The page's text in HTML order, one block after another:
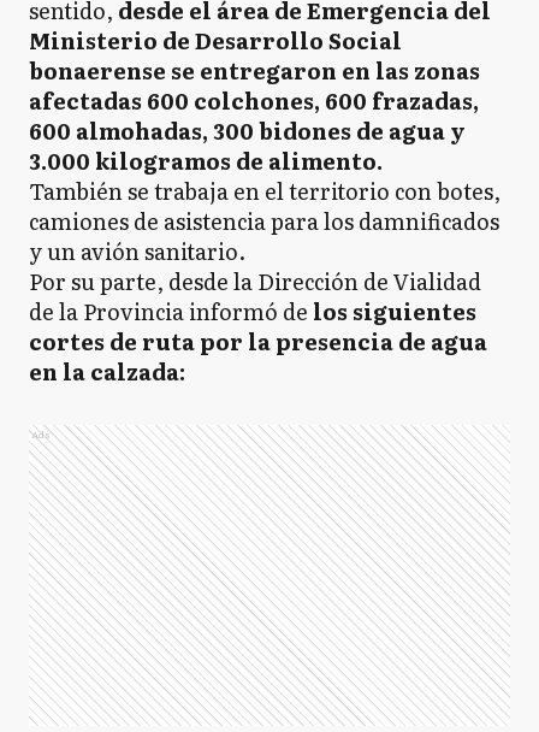
sentido, desde el área de Emergencia del
Ministerio de Desarrollo Social
bonaerense se entregaron en las zonas
afectadas 600 colchones, 600 frazadas,
600 almohadas, 300 bidones de agua y
3.000 kilogramos de alimento.
También se trabaja en el territorio con botes,
camiones de asistencia para los damnificados
y un avión sanitario.
Por su parte, desde la Dirección de Vialidad
de la Provincia informó de los siguientes
cortes de ruta por la presencia de agua
en la calzada:
Ads